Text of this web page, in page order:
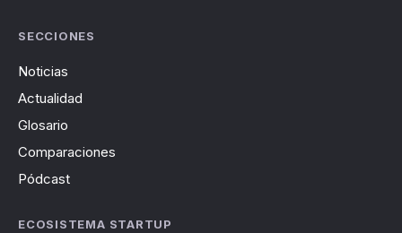
SECCIONES
Noticias
Actualidad
Glosario
Comparaciones
Pódcast
ECOSISTEMA STARTUP